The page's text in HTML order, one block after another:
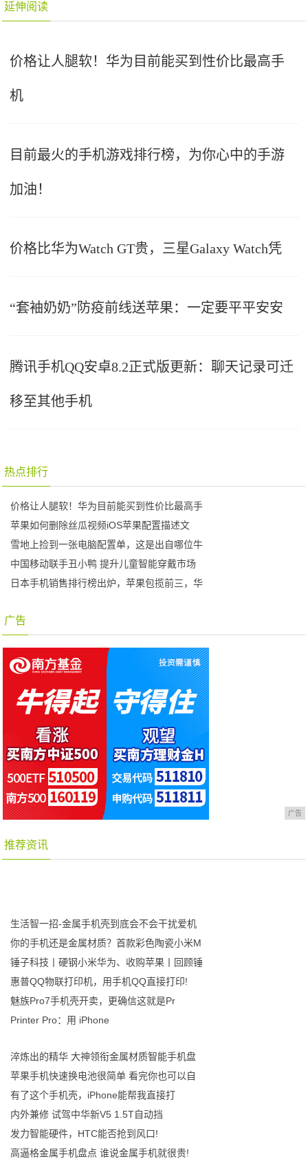
延伸阅读
价格让人腿软！华为目前能买到性价比最高手
机
目前最火的手机游戏排行榜，为你心中的手游
加油！
价格比华为Watch GT贵，三星Galaxy Watch凭
“套袖奶奶”防疫前线送苹果：一定要平平安安
腾讯手机QQ安卓8.2正式版更新：聊天记录可迁
移至其他手机
热点排行
价格让人腿软！华为目前能买到性价比最高手
苹果如何删除丝瓜视频iOS苹果配置描述文
雪地上捡到一张电脑配置单，这是出自哪位牛
中国移动联手丑小鸭 提升儿童智能穿戴市场
日本手机销售排行榜出炉，苹果包揽前三，华
广告
广告
推荐资讯
生活智一招-金属手机壳到底会不会干扰爱机
你的手机还是金属材质？首款彩色陶瓷小米M
锤子科技丨硬钢小米华为、收购苹果丨回顾锤
惠普QQ物联打印机，用手机QQ直接打印!
魅族Pro7手机壳开卖，更确信这就是Pr
Printer Pro：用 iPhone
淬炼出的精华 大神领衔金属材质智能手机盘
苹果手机快速换电池很简单 看完你也可以自
有了这个手机壳，iPhone能帮我直接打
内外兼修 试驾中华新V5 1.5T自动挡
发力智能硬件，HTC能否抢到风口!
高逼格金属手机盘点 谁说金属手机就很贵!